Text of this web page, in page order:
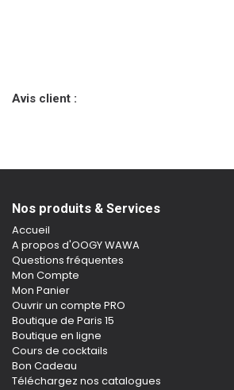
Avis client :
Nos produits & Services
Accueil
A propos d'OOGY WAWA
Questions fréquentes
Mon Compte
Mon Panier
Ouvrir un compte PRO
Boutique de Paris 15
Boutique en ligne
Cours de cocktails
Bon Cadeau
Téléchargez nos catalogues